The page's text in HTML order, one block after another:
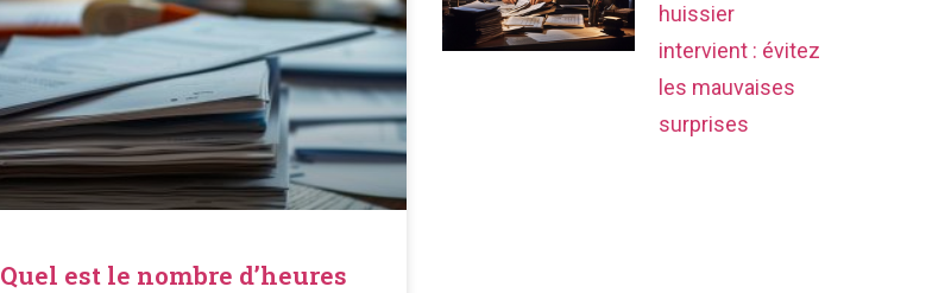
Quel est le nombre d’heures
huissier
intervient : évitez
les mauvaises
surprises